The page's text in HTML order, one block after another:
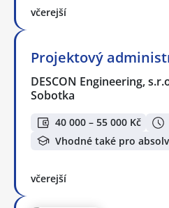
včerejší
Projektový
DESCON Engineering,
Sobotka
40 000 – 55 000 Kč
Vhodné také pro
včerejší